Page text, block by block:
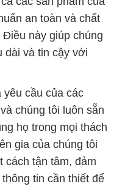
an toàn và chất
này giúp chúng
dài và tin cậy với
yêu cầu của các
chúng tôi luôn sẵn
họ trong mọi thách
gia của chúng tôi
cách tận tâm, đảm
tin cần thiết để